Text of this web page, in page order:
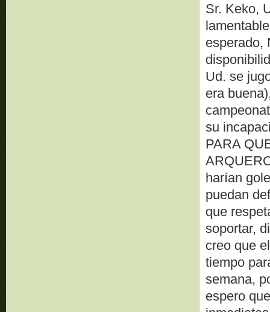
Sr. Keko,
esperado,
Ud. se
era
su
PARA
harían
puedan
que
soportar,
creo que
tiempo
semana,
espero